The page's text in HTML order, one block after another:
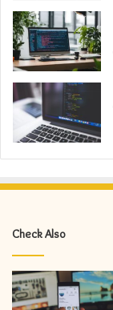
Check Also